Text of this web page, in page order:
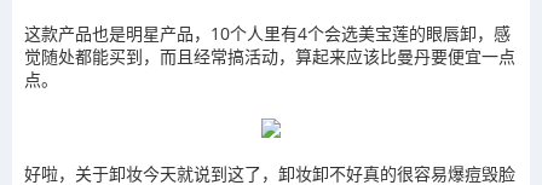
这款产品也是明星产品，10个人里有4个会选美宝莲的眼唇卸，感
觉随处都能买到，而且经常搞活动，算起来应该比曼丹要便宜一点
点。
好啦，关于卸妆今天就说到这了，卸妆卸不好真的很容易爆痘毁脸